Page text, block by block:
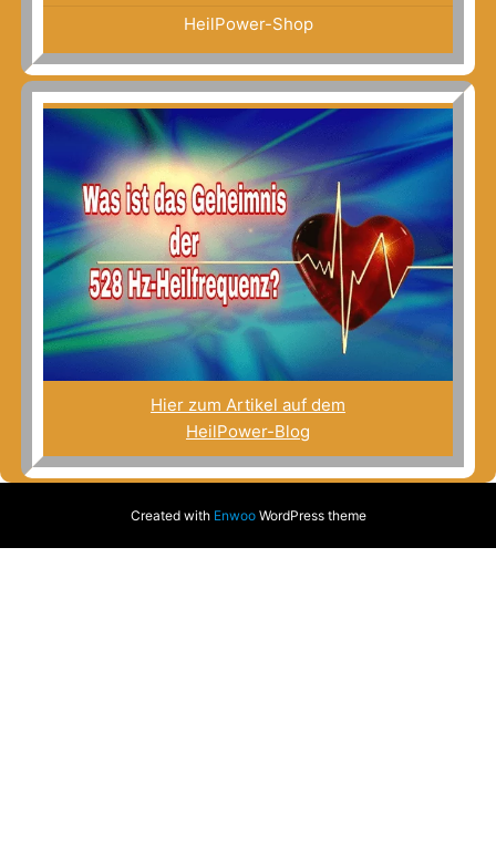
HeilPower-Shop
Hier zum Artikel auf dem
HeilPower-Blog
Created with EnwooWordPress theme